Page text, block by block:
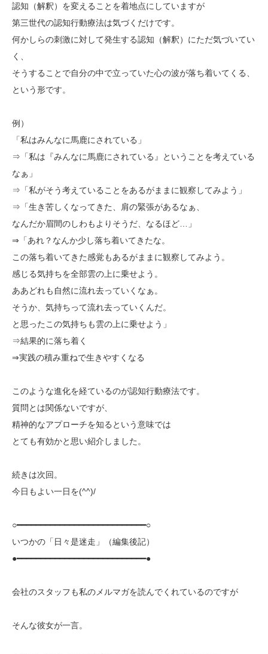
認知（解釈）を変えることを着地点にしていますが
第三世代の認知行動療法は気づくだけです。
何かしらの刺激に対して発生する認知（解釈）にただ気づいてい
く、
そうすることで自分の中で立っていた心の波が落ち着いてくる、
という形です。
例）
「私はみんなに馬鹿にされている」
⇒「私は『みんなに馬鹿にされている』ということを考えている
なぁ」
⇒「私がそう考えていることをあるがままに観察してみよう」
⇒「生き苦しくなってきた、肩の緊張があるなぁ、
なんだか眉間のしわもよりそうだ、なるほど…」
⇒「あれ？なんか少し落ち着いてきたな。
この落ち着いてきた感覚もあるがままに観察してみよう。
感じる気持ちを全部雲の上に乗せよう。
ああどれも自然に流れ去っていくなぁ。
そうか、気持ちって流れ去っていくんだ。
と思ったこの気持ちも雲の上に乗せよう」
⇒結果的に落ち着く
⇒実践の積み重ねで生きやすくなる
このような進化を経ているのが認知行動療法です。
質問とは関係ないですが、
精神的なアプローチを知るという意味では
とても有効かと思い紹介しました。
続きは次回。
今日もよい一日を(^^)/
○━━━━━━━━━━━━━━━━━━━━━━━━━━━○
いつかの「日々是迷走」（編集後記）
●━━━━━━━━━━━━━━━━━━━━━━━━━━━●
会社のスタッフも私のメルマガを読んでくれているのですが
そんな彼女が一言。